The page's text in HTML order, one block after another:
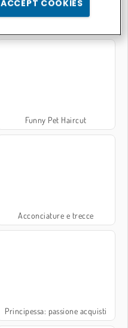
Funny Pet Haircut
Acconciature e trecce
Principessa: passione acquisti
ACCEPT COOKIES